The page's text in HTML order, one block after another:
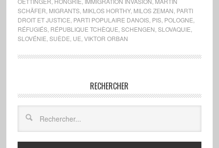
SCHÄFER MIGRANTS, MIKLOS HORTHY, MILOS ZEMAN PARTI
DROIT ET JUSTICE PARTI POPULAIRE DANOIS, PIS, POLOGNE
RÉFUGIÉS, RÉPUBLIQUE TCHÈQUE SCHENGEN SLOVAQUIE
SLOVÉNIE SUÈDE UE VIKTOR ORBAN
RECHERCHER